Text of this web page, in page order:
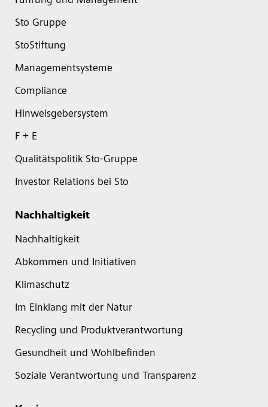
Sto Gruppe
StoStiftung
Managementsysteme
Compliance
Hinweisgebersystem
F + E
Qualitätspolitik Sto-Gruppe
Investor Relations bei Sto
Nachhaltigkeit
Nachhaltigkeit
Abkommen und Initiativen
Klimaschutz
Im Einklang mit der Natur
Recycling und Produktverantwortung
Gesundheit und Wohlbefinden
Soziale Verantwortung und Transparenz